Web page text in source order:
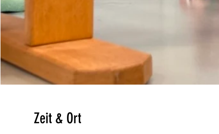
Zeit & Ort